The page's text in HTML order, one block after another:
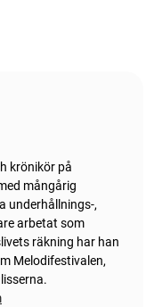
krönikör på
mångårig
underhållnings-,
arbetat som
räkning har han
Melodifestivalen,